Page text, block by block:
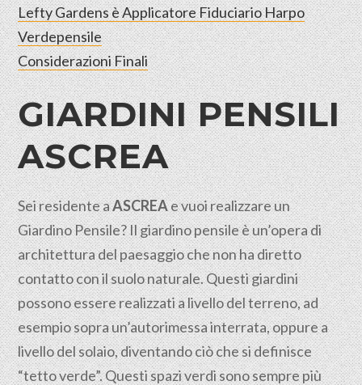
Lefty Gardens è Applicatore Fiduciario Harpo
Verdepensile
Considerazioni Finali
GIARDINI PENSILI
ASCREA
Sei residente aASCREAe vuoi realizzare un
Giardino Pensile? Il giardino pensile è un’opera di
architettura del paesaggio che non ha diretto
contatto con il suolonaturale. Questi giardini
possono essere realizzati a livello del terreno, ad
esempio sopra un’autorimessa interrata, oppure a
livello del solaio, diventando ciò che si definisce
“tetto verde”. Questi spazi verdi sono sempre più